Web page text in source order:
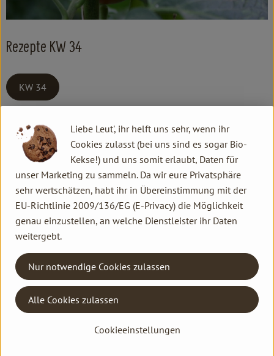
Kochen & Backen
Getränke
Haushalt
Einkaufen
Über uns
Aktuelles
Erleben
Rezepte KW 34
KW 34
Familie Hannen GbR
Neu Lammertzhof, 41564 Kaarst
02131 / 75747-0
info@lammertzhof.de
Kontakt Ökokiste
Familie Hannen Gemüse Abo
Neu Lammertzhof, 41564 Kaarst
02131 / 75747-17
oekokiste@lammertzhof.de
Kontrollstelle: DE-ÖKO-006
Liebe Leut', ihr helft uns sehr, wenn ihr
Cookies zulasst (bei uns sind es sogar Bio-
Kekse!) und uns somit erlaubt, Daten für
unser Marketing zu sammeln. Da wir eure Privatsphäre
sehr wertschätzen, habt ihr in Übereinstimmung mit der
EU-Richtlinie 2009/136/EG (E-Privacy) die Möglichkeit
genau einzustellen, an welche Dienstleister ihr Daten
weitergebt.
Cookieeinstellungen
Nur notwendige Cookies zulassen
Alle Cookies zulassen